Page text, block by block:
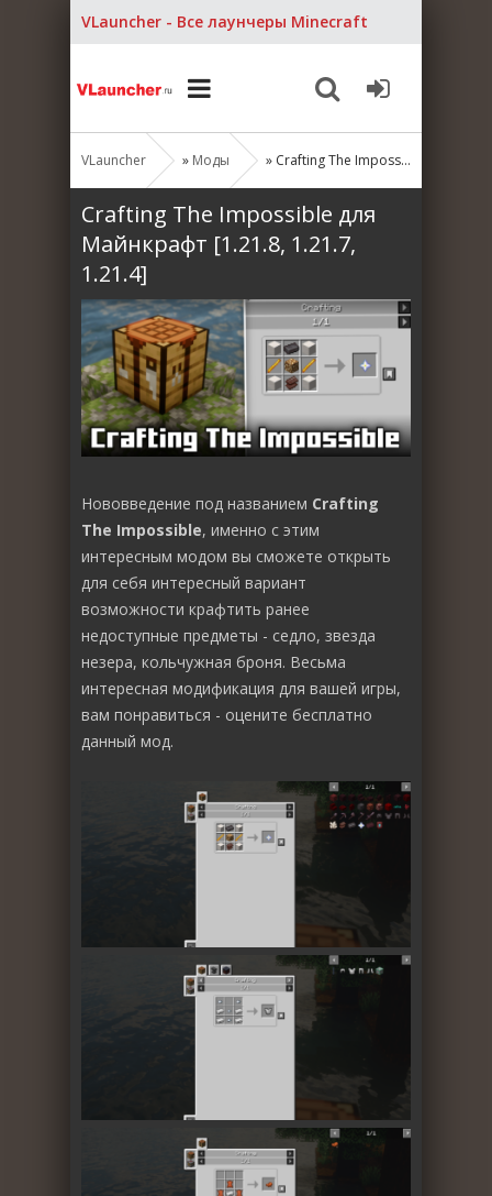
VLauncher - Все лаунчеры Minecraft
VLauncher » Моды » Crafting The Impossible для Майнкрафт [1.21.8, 1.21.7, 1.21.4]
Crafting The Impossible для
Майнкрафт [1.21.8, 1.21.7,
1.21.4]
Нововведение под названием Crafting
The Impossible, именно с этим
интересным модом вы сможете открыть
для себя интересный вариант
возможности крафтить ранее
недоступные предметы - седло, звезда
незера, кольчужная броня. Весьма
интересная модификация для вашей игры,
вам понравиться - оцените бесплатно
данный мод.